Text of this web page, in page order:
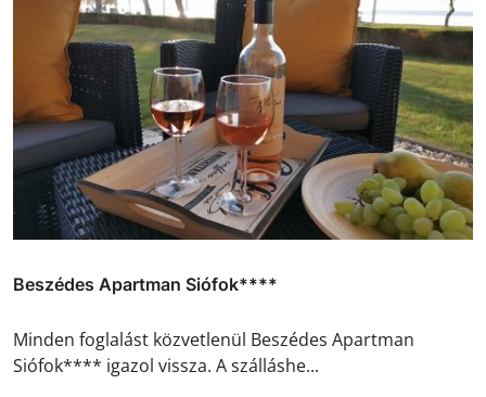
Beszédes Apartman Siófok****
Minden foglalást közvetlenül Beszédes Apartman
Siófok**** igazol vissza. A szálláshe...